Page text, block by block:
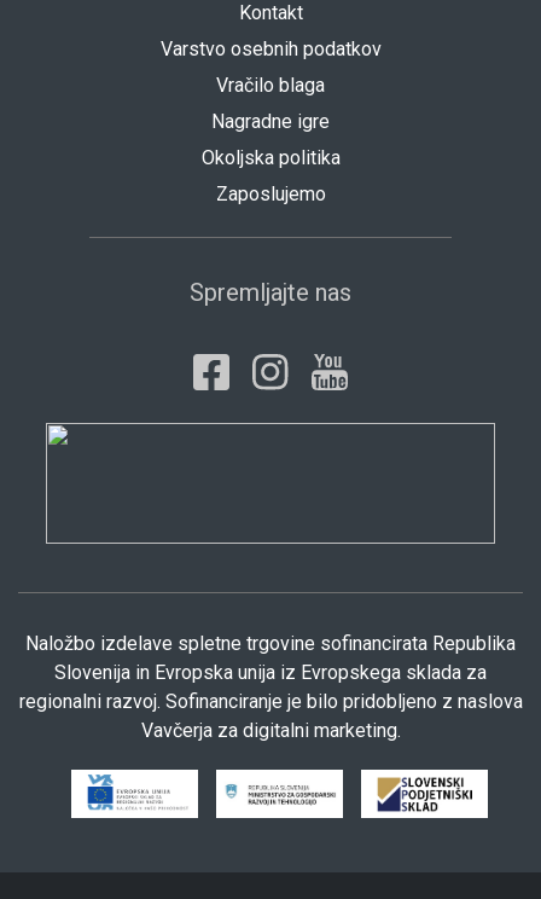
Kontakt
Varstvo osebnih podatkov
Vračilo blaga
Nagradne igre
Okoljska politika
Zaposlujemo
Spremljajte nas
Naložbo izdelave spletne trgovine sofinancirata Republika
Slovenija in Evropska unija iz Evropskega sklada za
regionalni razvoj. Sofinanciranje je bilo pridobljeno z naslova
Vavčerja za digitalni marketing.